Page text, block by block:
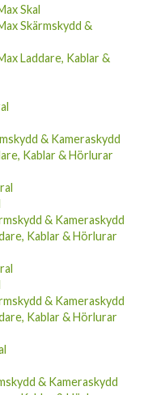
Skal
Skärmskydd &
Laddare, Kablar &
& Kameraskydd
Kablar & Hörlurar
& Kameraskydd
Kablar & Hörlurar
& Kameraskydd
Kablar & Hörlurar
& Kameraskydd